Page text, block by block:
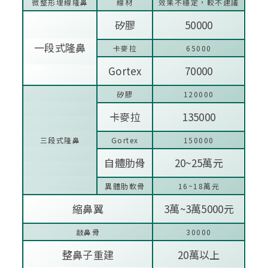
微整形埋線隆鼻 線材 效果不穩定，較不建議
一段式隆鼻
矽膠 50000
卡麥拉 65000
Gortex 70000
三段式隆鼻
矽膠 120000
卡麥拉 135000
Gortex 150000
自體肋骨 20~25萬元
異體肋軟骨 16~18萬元
縮鼻翼 3萬~3萬5000元
敲鼻骨 30000
整鼻子重建 20萬以上